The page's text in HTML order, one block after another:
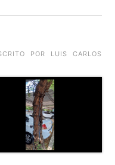
POR
LUIS CARLOS